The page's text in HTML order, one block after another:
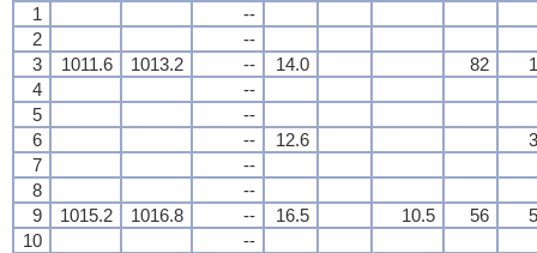
1
--
2
--
3
1011.6 1013.2 -- 14.0 82
4
--
5
--
6
-- 12.6
7
--
8
--
9
1015.2 1016.8 -- 16.5 10.5 56
10
--
1
--
2
--
3
1011.6 1013.2 -- 14.0 82
4
--
5
--
6
-- 12.6
7
--
8
--
9
1015.2 1016.8 -- 16.5 10.5 56
10
--
1
--
2
--
3
1011.6 1013.2 -- 14.0 82
4
--
5
--
6
-- 12.6
7
--
8
--
9
1015.2 1016.8 -- 16.5 10.5 56
10
--
1
--
2
--
3
1011.6 1013.2 -- 14.0 82
4
--
5
--
6
-- 12.6
7
--
8
--
9
1015.2 1016.8 -- 16.5 10.5 56
10
--